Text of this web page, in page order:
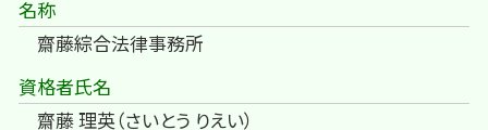
名称
齋藤綜合法律事務所
資格者氏名
齋藤 理英（さいとう りえい）